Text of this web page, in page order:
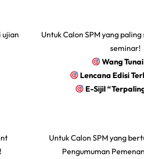
ujian
Untuk Calon SPM yang
seminar!
Wang
Lencana Edisi
E-Sijil
Untuk Calon SPM yang
Pengumuman